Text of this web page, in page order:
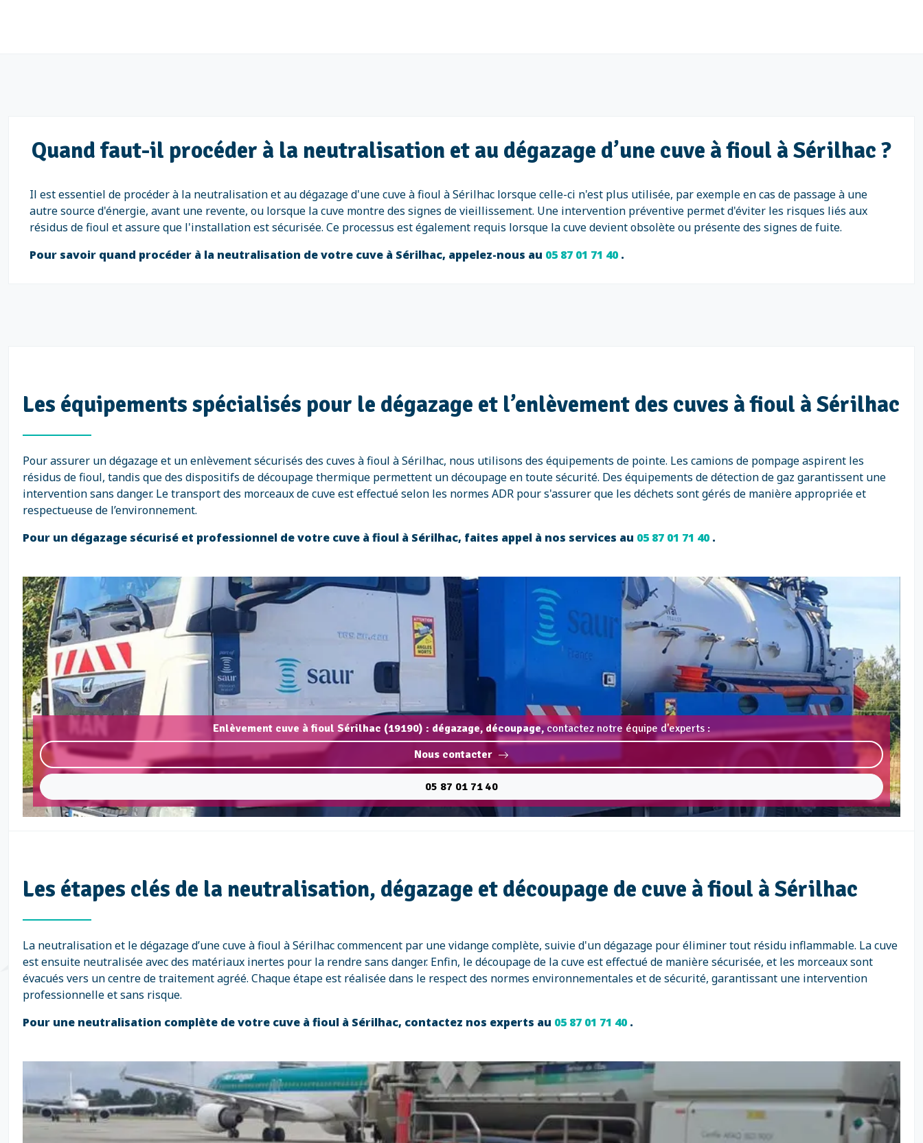
Quand faut-il procéder à la neutralisation et au dégazage d’une cuve à fioul à Sérilhac ?
Il est essentiel de procéder à la neutralisation et au dégazage d'une cuve à fioul à Sérilhac lorsque celle-ci n'est plus utilisée, par exemple en cas de passage à une
autre source d'énergie, avant une revente, ou lorsque la cuve montre des signes de vieillissement. Une intervention préventive permet d'éviter les risques liés aux
résidus de fioul et assure que l'installation est sécurisée. Ce processus est également requis lorsque la cuve devient obsolète ou présente des signes de fuite.
Pour savoir quand procéder à la neutralisation de votre cuve à Sérilhac, appelez-nous au 05 87 01 71 40.
Les équipements spécialisés pour le dégazage et l’enlèvement des cuves à fioul à Sérilhac
Pour assurer un dégazage et un enlèvement sécurisés des cuves à fioul à Sérilhac, nous utilisons des équipements de pointe. Les camions de pompage aspirent les
résidus de fioul, tandis que des dispositifs de découpage thermique permettent un découpage en toute sécurité. Des équipements de détection de gaz garantissent une
intervention sans danger. Le transport des morceaux de cuve est effectué selon les normes ADR pour s'assurer que les déchets sont gérés de manière appropriée et
respectueuse de l’environnement.
Pour un dégazage sécurisé et professionnel de votre cuve à fioul à Sérilhac, faites appel à nos services au 05 87 01 71 40.
Enlèvement cuve à fioul Sérilhac (19190) : dégazage, découpage,contactez notre équipe d'experts :
Nous contacter
05 87 01 71 40
Les étapes clés de la neutralisation, dégazage et découpage de cuve à fioul à Sérilhac
La neutralisation et le dégazage d’une cuve à fioul à Sérilhac commencent par une vidange complète, suivie d'un dégazage pour éliminer tout résidu inflammable. La cuve
est ensuite neutralisée avec des matériaux inertes pour la rendre sans danger. Enfin, le découpage de la cuve est effectué de manière sécurisée, et les morceaux sont
évacués vers un centre de traitement agréé. Chaque étape est réalisée dans le respect des normes environnementales et de sécurité, garantissant une intervention
professionnelle et sans risque.
Pour une neutralisation complète de votre cuve à fioul à Sérilhac, contactez nos experts au 05 87 01 71 40.